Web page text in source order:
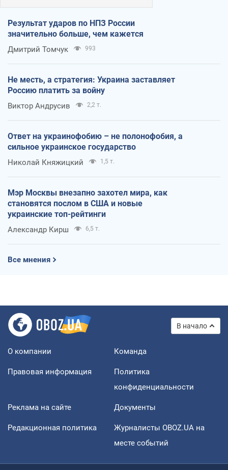
Результат ударов по НПЗ России
значительно больше, чем кажется
Дмитрий Томчук 993
Не месть, а стратегия: Украина заставляет
Россию платить за войну
Виктор Андрусив 2,2 т.
Ответ на украинофобию – не полонофобия, а
сильное украинское государство
Николай Княжицкий 1,5 т.
Мэр Москвы внезапно захотел мира, как
становятся послом в США и новые
украинские топ-рейтинги
Александр Кирш 6,5 т.
Все мнения
В начало
О компании Команда
Правовая информация
Политика
конфиденциальности
Реклама на сайте Документы
Редакционная политика
Журналисты OBOZ.UA на
месте событий